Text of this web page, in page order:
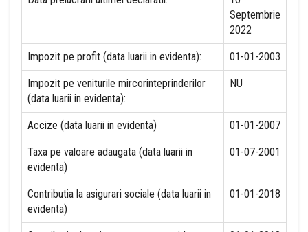
Septembrie
2022
Impozit pe profit (data luarii in evidenta): 01-01-2003
Impozit pe veniturile mircorinteprinderilor
(data luarii in evidenta):
NU
Accize (data luarii in evidenta) 01-01-2007
Taxa pe valoare adaugata (data luarii in
evidenta)
01-07-2001
Contributia la asigurari sociale (data luarii in
evidenta)
01-01-2018